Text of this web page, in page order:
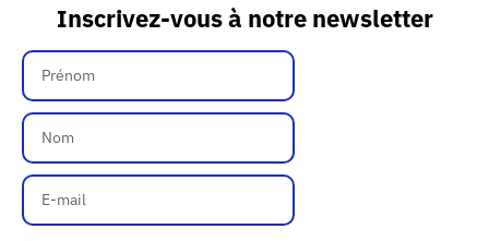
Inscrivez-vous à notre newsletter